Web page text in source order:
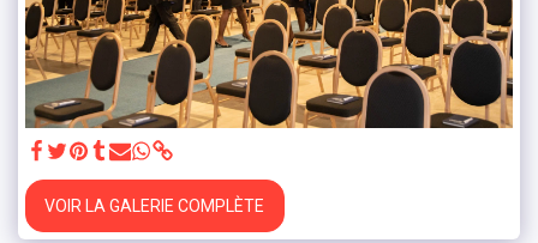
VOIR LA GALERIE COMPLÈTE